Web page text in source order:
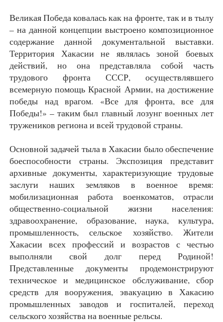
Великая Победа ковалась как на фронте, так и в тылу
– на данной концепции выстроено композиционное
содержание данной документальной выставки.
Территория Хакасии не являлась зоной боевых
действий, но она представляла собой часть
трудового фронта СССР, осуществлявшего
всемерную помощь Красной Армии, на достижение
победы над врагом. «Все для фронта, все для
Победы!» – таким был главный лозунг военных лет
тружеников региона и всей трудовой страны.
Основной задачей тыла в Хакасии было обеспечение
боеспособности страны. Экспозиция представит
архивные документы, характеризующие трудовые
заслуги наших земляков в военное время:
мобилизационная работа военкоматов, отрасли
общественно-социальной жизни населения:
здравоохранение, образование, наука, культура,
промышленность, сельское хозяйство. Жители
Хакасии всех профессий и возрастов с честью
выполняли свой долг перед Родиной!
Представленные документы продемонстрируют
техническое и медицинское обслуживание, сбор
средств для вооружения, эвакуацию в Хакасию
промышленных заводов и госпиталей, переход
сельского хозяйства на военные рельсы.